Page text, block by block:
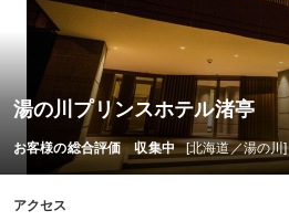
湯の川プリンスホテル渚亭
お客様の総合評価 収集中 [北海道／湯の川]
アクセス